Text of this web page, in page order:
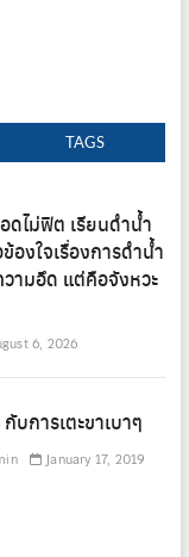
TAGS
ดไม่ฟิต เรียนดำน้ำ
องใจเรื่องการดำน้ำ
วามอึด แต่คือจังหวะ
6, 2026
บการเตะขาเบาๆ
January 17, 2019